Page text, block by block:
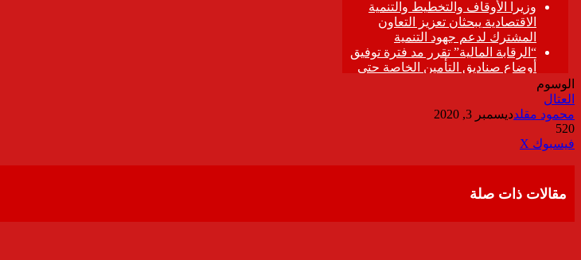
الوسوم
العتال
محمود مقلدديسمبر 3, 2020
520
فيسبوك ‫X
مقالات ذات صلة